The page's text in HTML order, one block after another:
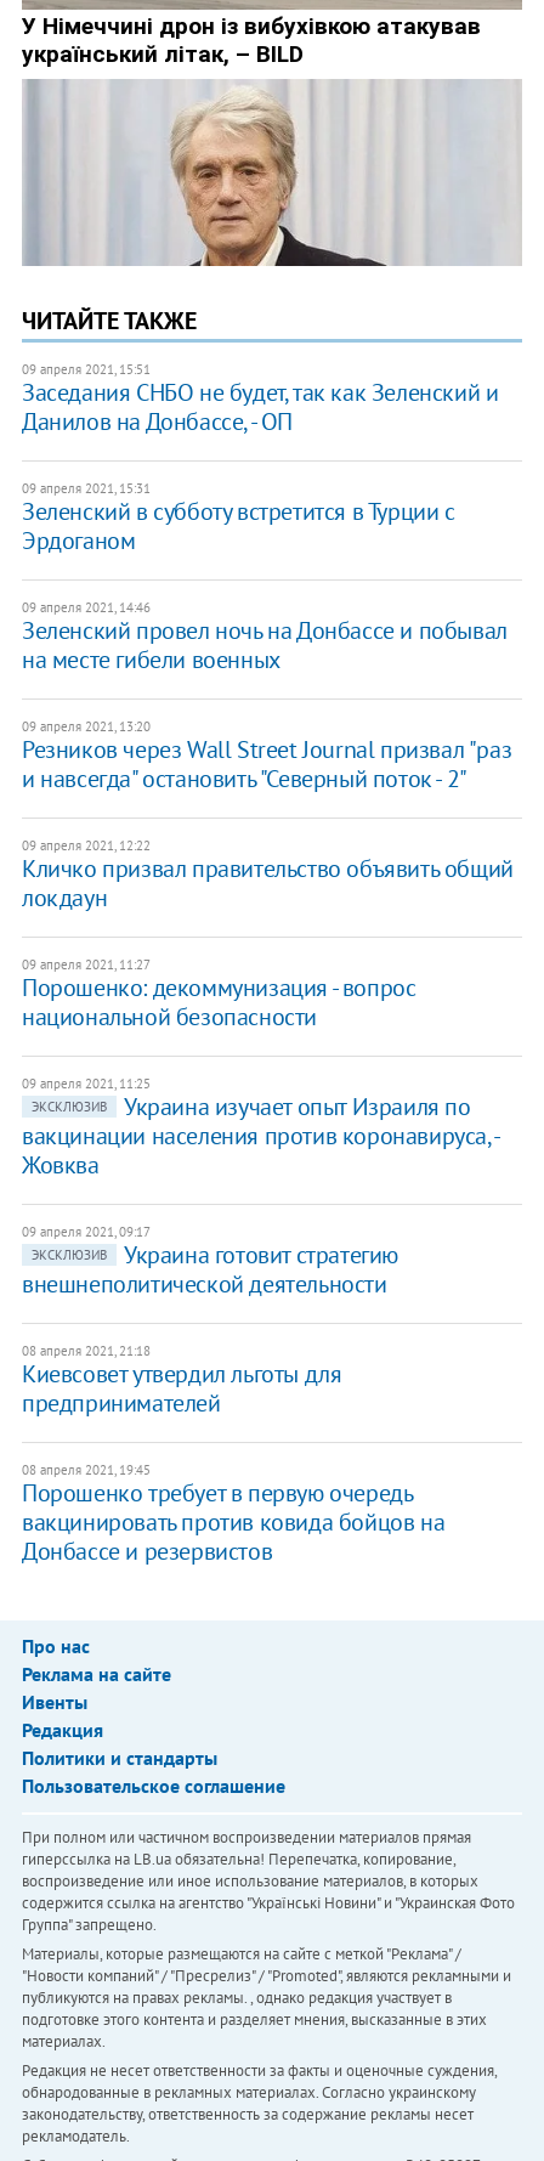
ЧИТАЙТЕ ТАКЖЕ
09 апреля 2021, 15:51
Заседания СНБО не будет, так как Зеленский и
Данилов на Донбассе, - ОП
09 апреля 2021, 15:31
Зеленский в субботу встретится в Турции с
Эрдоганом
09 апреля 2021, 14:46
Зеленский провел ночь на Донбассе и побывал
на месте гибели военных
09 апреля 2021, 13:20
Резников через Wall Street Journal призвал "раз
и навсегда" остановить "Северный поток - 2"
09 апреля 2021, 12:22
Кличко призвал правительство объявить общий
локдаун
09 апреля 2021, 11:27
Порошенко: декоммунизация - вопрос
национальной безопасности
09 апреля 2021, 11:25
ЭКСКЛЮЗИВ
Украина изучает опыт Израиля по
вакцинации населения против коронавируса, -
Жовква
09 апреля 2021, 09:17
ЭКСКЛЮЗИВ
Украина готовит стратегию
внешнеполитической деятельности
08 апреля 2021, 21:18
Киевсовет утвердил льготы для
предпринимателей
08 апреля 2021, 19:45
Порошенко требует в первую очередь
вакцинировать против ковида бойцов на
Донбассе и резервистов
Про нас
Реклама на сайте
Ивенты
Редакция
Политики и стандарты
Пользовательское соглашение
При полном или частичном воспроизведении материалов прямая
гиперссылка на LB.ua обязательна! Перепечатка, копирование,
воспроизведение или иное использование материалов, в которых
содержится ссылка на агентство "Українськi Новини" и "Украинская Фото
Группа" запрещено.
Материалы, которые размещаются на сайте с меткой "Реклама" /
"Новости компаний" / "Пресрелиз" / "Promoted", являются рекламными и
публикуются на правах рекламы. , однако редакция участвует в
подготовке этого контента и разделяет мнения, высказанные в этих
материалах.
Редакция не несет ответственности за факты и оценочные суждения,
обнародованные в рекламных материалах. Согласно украинскому
законодательству, ответственность за содержание рекламы несет
рекламодатель.